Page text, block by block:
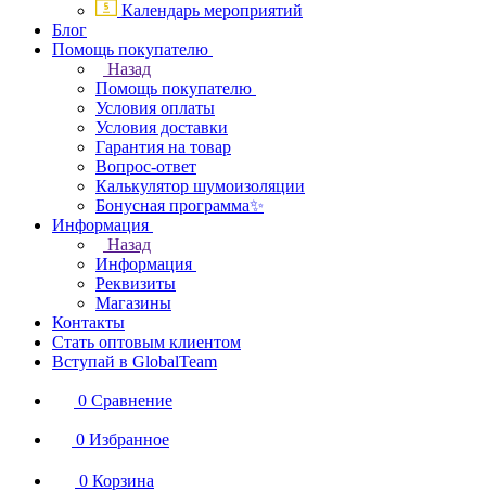
Календарь мероприятий
Блог
Помощь покупателю
Назад
Помощь покупателю
Условия оплаты
Условия доставки
Гарантия на товар
Вопрос-ответ
Калькулятор шумоизоляции
Бонусная программа✨
Информация
Назад
Информация
Реквизиты
Магазины
Контакты
Стать оптовым клиентом
Вступай в GlobalTeam
0 Сравнение
0 Избранное
0 Корзина